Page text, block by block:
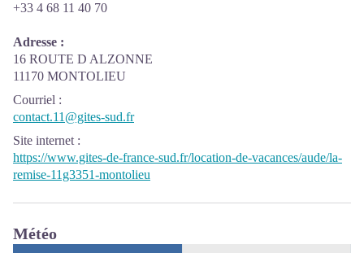
+33 4 68 11 40 70
Adresse :
16 ROUTE D ALZONNE
11170 MONTOLIEU
Courriel :
contact.11@gites-sud.fr
Site internet :
https://www.gites-de-france-sud.fr/location-de-vacances/aude/la-
remise-11g3351-montolieu
Météo